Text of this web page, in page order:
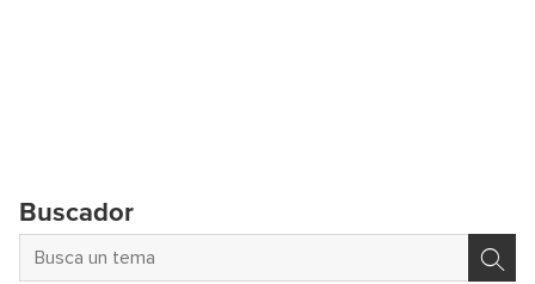
Buscador